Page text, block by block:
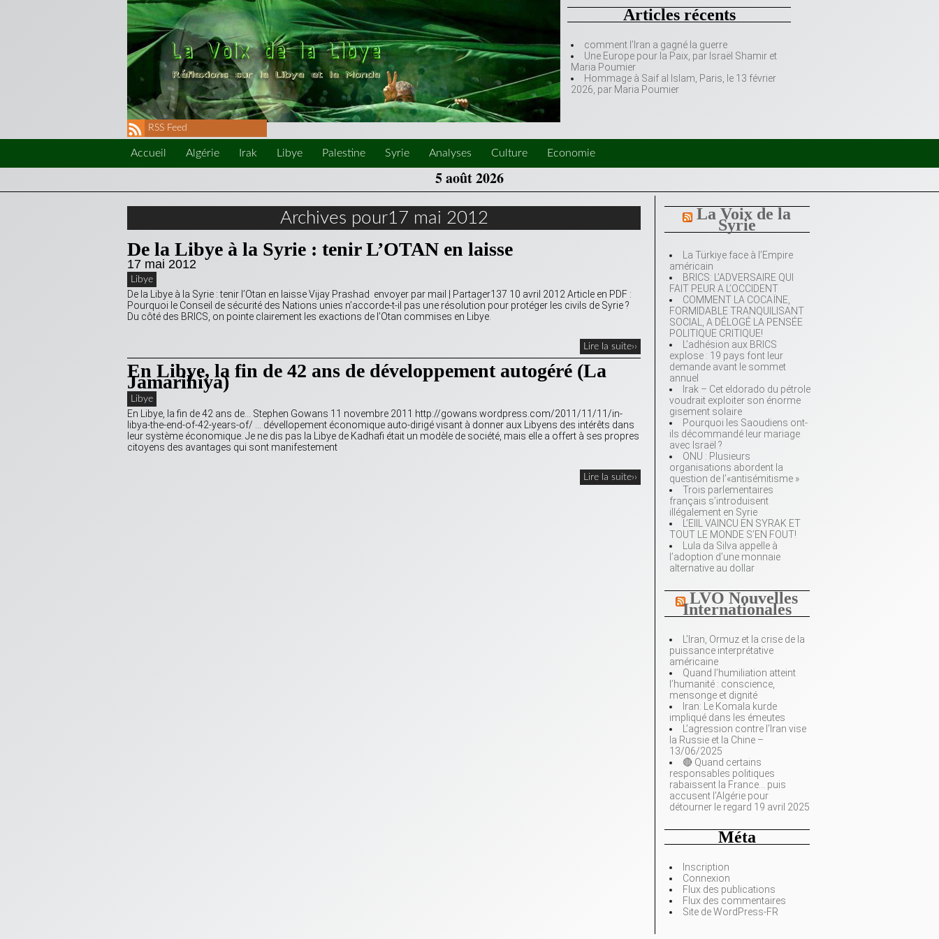
Articles récents
comment l’Iran a gagné la guerre
Une Europe pour la Paix, par Israël Shamir et
Maria Poumier
Hommage à Saif al Islam, Paris, le 13 février
2026, par Maria Poumier
RSS Feed
Accueil Algérie Irak Libye Palestine Syrie Analyses Culture Economie
5 août 2026
La Voix de la
Syrie
La Türkiye face à l’Empire
américain
BRICS: L’ADVERSAIRE QUI
FAIT PEUR A L’OCCIDENT
COMMENT LA COCAÏNE,
FORMIDABLE TRANQUILISANT
SOCIAL, A DÉLOGÉ LA PENSÉE
POLITIQUE CRITIQUE!
L’adhésion aux BRICS
explose : 19 pays font leur
demande avant le sommet
annuel
Irak – Cet eldorado du pétrole
voudrait exploiter son énorme
gisement solaire
Pourquoi les Saoudiens ont-
ils décommandé leur mariage
avec Israël ?
ONU : Plusieurs
organisations abordent la
question de l’«antisémitisme »
Trois parlementaires
français s’introduisent
illégalement en Syrie
L’EIIL VAINCU EN SYRAK ET
TOUT LE MONDE S’EN FOUT!
Lula da Silva appelle à
l’adoption d’une monnaie
alternative au dollar
LVO Nouvelles
Internationales
L’Iran, Ormuz et la crise de la
puissance interprétative
américaine
Quand l’humiliation atteint
l’humanité : conscience,
mensonge et dignité
Iran: Le Komala kurde
impliqué dans les émeutes
L’agression contre l’Iran vise
la Russie et la Chine –
13/06/2025
🔴 Quand certains
responsables politiques
rabaissent la France… puis
accusent l’Algérie pour
détourner le regard 19 avril 2025
Méta
Inscription
Connexion
Flux des publications
Flux des commentaires
Site de WordPress-FR
Archives pour17 mai 2012
De la Libye à la Syrie : tenir L’OTAN en laisse
17 mai 2012
Libye
De la Libye à la Syrie : tenir l’Otan en laisse Vijay Prashad envoyer par mail | Partager137 10 avril 2012 Article en PDF :
Pourquoi le Conseil de sécurité des Nations unies n’accorde-t-il pas une résolution pour protéger les civils de Syrie ?
Du côté des BRICS, on pointe clairement les exactions de l’Otan commises en Libye.
Lire la suite››
En Libye, la fin de 42 ans de développement autogéré (La
Jamarihiya)
Libye
En Libye, la fin de 42 ans de… Stephen Gowans 11 novembre 2011 http://gowans.wordpress.com/2011/11/11/in-
libya-the-end-of-42-years-of/ … dévellopement économique auto-dirigé visant à donner aux Libyens des intérêts dans
leur système économique. Je ne dis pas la Libye de Kadhafi était un modèle de société, mais elle a offert à ses propres
citoyens des avantages qui sont manifestement
Lire la suite››